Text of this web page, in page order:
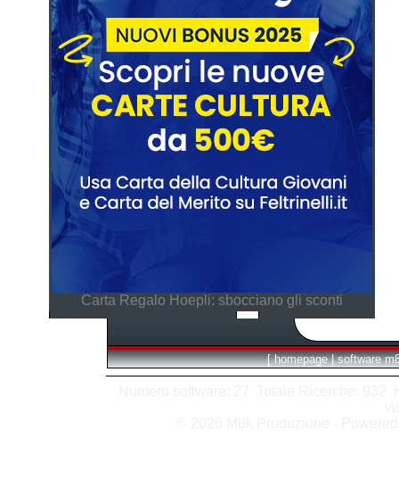
Carta Regalo Hoepli: sbocciano gli sconti
[ homepage | software